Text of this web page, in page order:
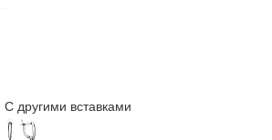
С другими вставками